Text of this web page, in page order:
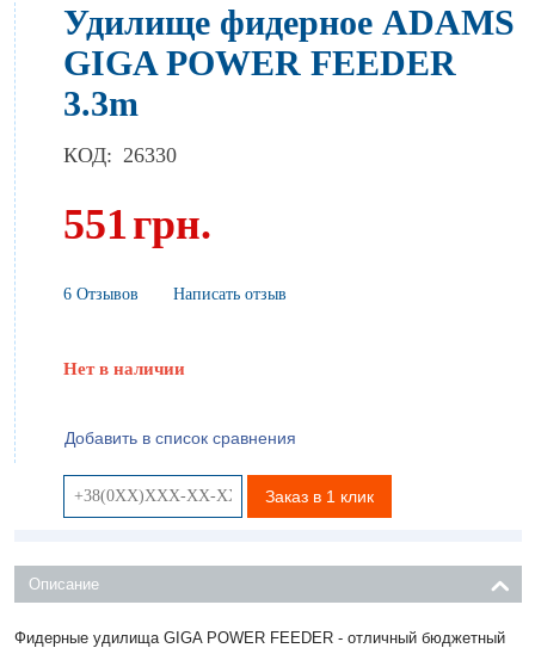
Удилище фидерное ADAMS
GIGA POWER FEEDER
3.3m
КОД: 26330
551грн.
6 Отзывов Написать отзыв
Нет в наличии
Добавить в список сравнения
Заказ в 1 клик
Описание
Фидерные удилища GIGA POWER FEEDER - отличный бюджетный